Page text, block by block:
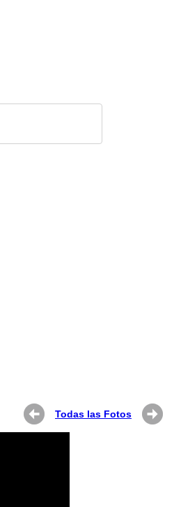
Todas las Fotos